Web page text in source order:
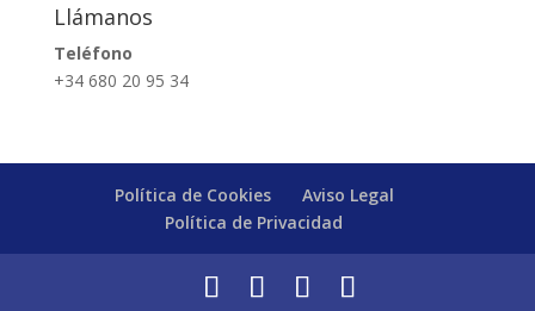
Llámanos
Teléfono
+34 680 20 95 34
Política de Cookies
Aviso Legal
Política de Privacidad